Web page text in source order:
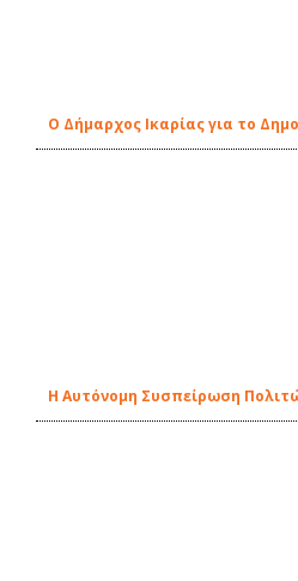
O Δήμαρχος Ικαρίας για το
Η Αυτόνομη Συσπείρωση